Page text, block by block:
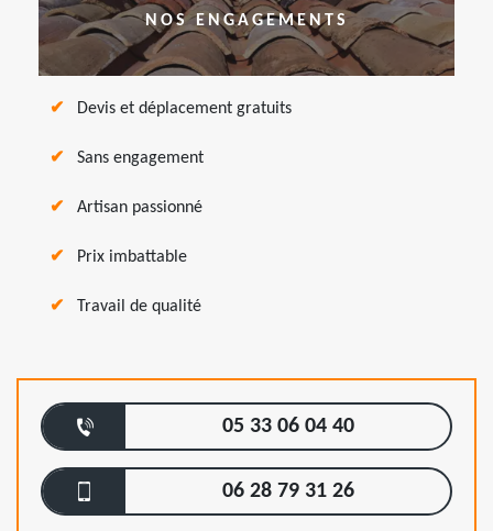
NOS ENGAGEMENTS
Devis et déplacement gratuits
Sans engagement
Artisan passionné
Prix imbattable
Travail de qualité
05 33 06 04 40
06 28 79 31 26